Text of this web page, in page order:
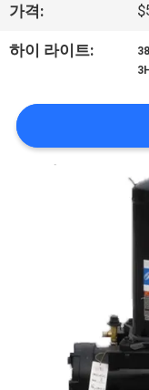
우
리
에
대
가격:
하이 라이트: